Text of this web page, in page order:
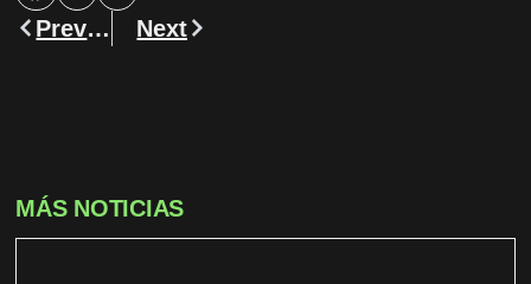
Previous Next
MÁS NOTICIAS